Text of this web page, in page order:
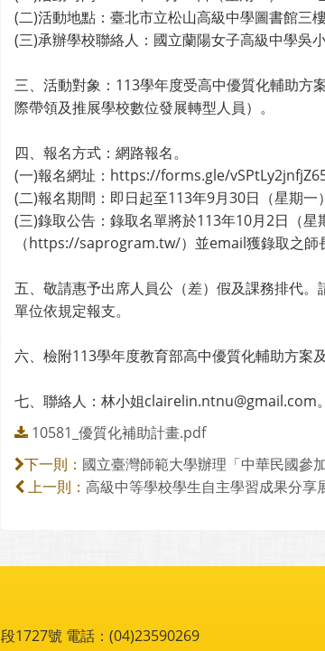
(二)活動地點：臺北市立松山高級中學圖書館三樓
(三)承辦學校聯絡人：國立蘭陽女子高級中學吳
三、活動對象：113學年度受高中優質化輔助方
際帶領及推展學校數位發展轉型人員）。
四、報名方式：網路報名。
(一)報名網址：https://forms.gle/
(二)報名期間：即日起至113年9月30日（星期一
(三)錄取公告：錄取名單將於113年10月2日（
（https://saprogram.tw/）並email獲錄取之師
五、敬請惠予出席人員公（差）假及課務排代
單位依規定報支。
六、檢附113學年度教育部高中優質化輔助方案
七、聯絡人：林小姐clairelin.ntnu@gmail.com。
10581_優質化補助計畫.pdf
下一則： 國立臺灣師範大學辦理「中華民國參
上一則： 高級中等學校學生自主學習成果分享
1727號 電話：(04)23590269